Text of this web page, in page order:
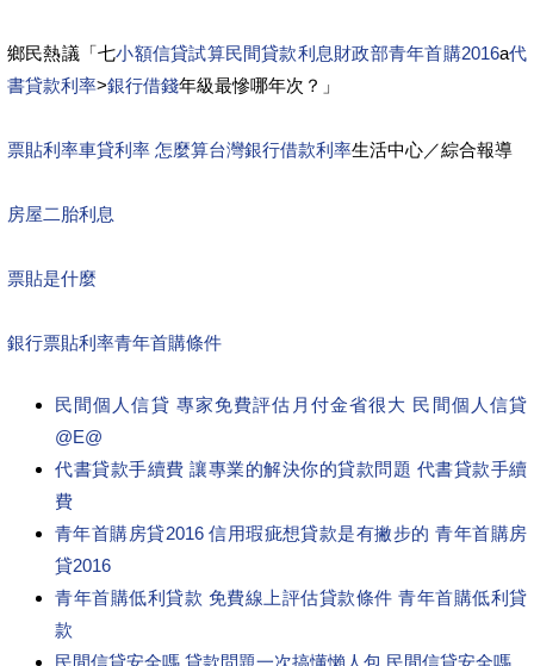
鄉民熱議「七小額信貸試算民間貸款利息財政部青年首購2016a代
書貸款利率>銀行借錢年級最慘哪年次？」
票貼利率車貸利率 怎麼算台灣銀行借款利率生活中心／綜合報導
房屋二胎利息
票貼是什麼
銀行票貼利率青年首購條件
民間個人信貸 專家免費評估月付金省很大 民間個人信貸
@E@
代書貸款手續費 讓專業的解決你的貸款問題 代書貸款手續
費
青年首購房貸2016 信用瑕疵想貸款是有撇步的 青年首購房
貸2016
青年首購低利貸款 免費線上評估貸款條件 青年首購低利貸
款
民間信貸安全嗎 貸款問題一次搞懂懶人包 民間信貸安全嗎